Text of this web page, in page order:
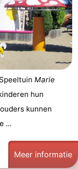
Marie
hun
kunnen
...
Meer informatie